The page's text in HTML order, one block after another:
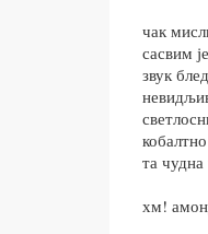
чак
сасвим
звук
та
хм!